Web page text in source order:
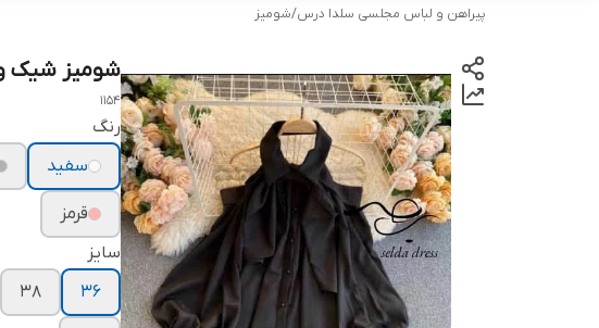
پیراهن و لباس مجلسی سلدا درس/شومیز
شومیز شیک و
1154
رنگ
سفید
قرمز
سایز
۳۶
۳۸